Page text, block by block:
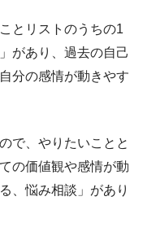
とリストのうちの1
があり、過去の自己
分の感情が動きやす
で、やりたいことと
の価値観や感情が動
、悩み相談」があり